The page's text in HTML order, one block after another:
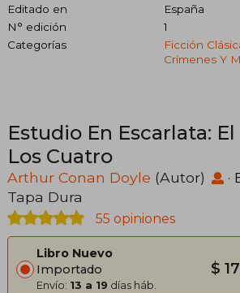
Editado en
España
N° edición
1
Categorías
Ficción
Crímenes Y
Estudio En Escarlata:
Los Cuatro
Arthur Conan Doyle (Autor) ·
Tapa Dura
55 opiniones
Libro Nuevo
Importado
Envío: 13 a 19 días háb.
$